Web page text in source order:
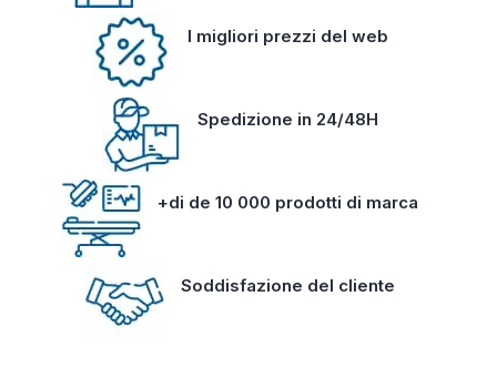
I migliori prezzi del web
Spedizione in 24/48H
+di de 10 000 prodotti di marca
Soddisfazione del cliente